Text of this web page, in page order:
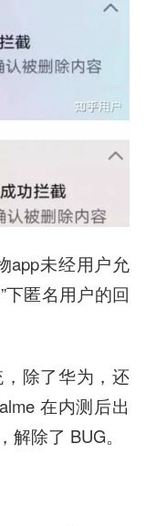
app未经用户允
匿名用户的回
除了华为，还
在内测后出
除了 BUG。